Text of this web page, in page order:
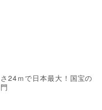
24ｍで日本最大！国宝の